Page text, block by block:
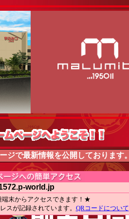
ジで最新情報を公開しております。
world.jp
末からアクセスできます！★
スが記録されています。 QRコードについて